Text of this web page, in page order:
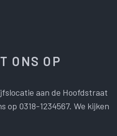
ONS OP
aan de Hoofdstraat
op 0318-1234567. We kijken